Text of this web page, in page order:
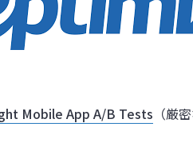
Mobile App A/B Tests （厳